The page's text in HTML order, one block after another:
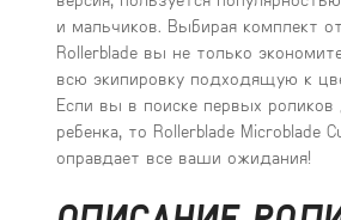
и мальчиков. Выбирая комплект
Rollerblade вы не только
всю экипировку подходящую к
Если вы в поиске первых роликов
ребенка, то Rollerblade Microblade
оправдает все ваши ожидания!